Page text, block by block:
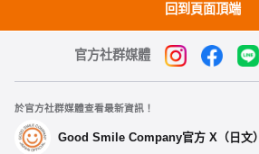
回到頁面頂端
官方社群媒體
於官方社群媒體查看最新資訊！
Good Smile Company官方 X（日文）